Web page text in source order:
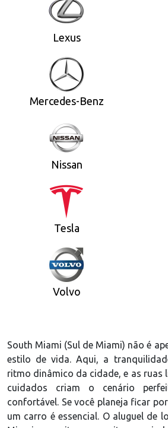
Lexus
Mercedes-Benz
Nissan
Tesla
Volvo
South Miami (Sul de Miami) não é
estilo de vida. Aqui, a
ritmo dinâmico da cidade, e as ruas
cuidados criam o cenário
confortável. Se você planeja ficar
um carro é essencial. O aluguel de